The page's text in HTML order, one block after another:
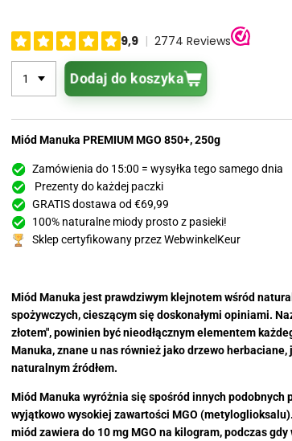
Dodaj do koszyka
Miód Manuka PREMIUM MGO 850+, 250g
Zamówienia do 15:00 = wysyłka tego samego dnia
Prezenty do każdej paczki
GRATIS dostawa od €69,99
100% naturalne miody prosto z pasieki!
Sklep certyfikowany przez WebwinkelKeur
Miód Manuka jest prawdziwym klejnotem wśród
spożywczych, cieszącym się doskonałymi opiniami.
złotem", powinien być nieodłącznym elementem
Manuka, znane u nas również jako drzewo herbaciane,
naturalnym źródłem.
Miód Manuka wyróżnia się spośród innych podobnych
wyjątkowo wysokiej zawartości MGO
miód zawiera do 10 mg MGO na kilogram, podczas gdy